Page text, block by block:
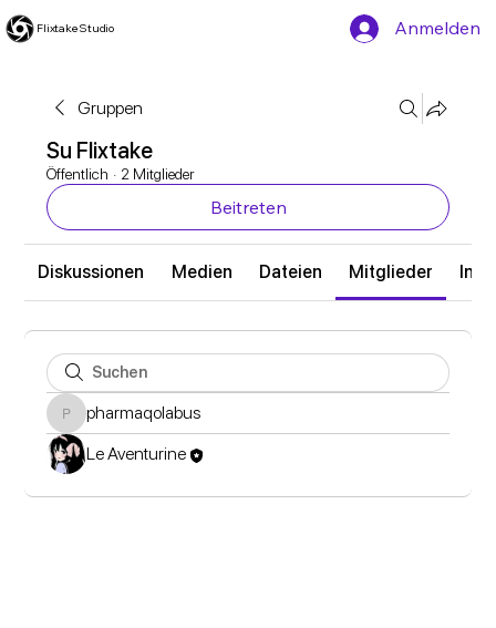
Flixtake Studio Anmelden
Gruppen
Su Flixtake
Öffentlich · 2 Mitglieder
Beitreten
Diskussionen Medien Dateien Mitglieder Info
pharmaqolabus
pharmaqolabus
Le Aventurine